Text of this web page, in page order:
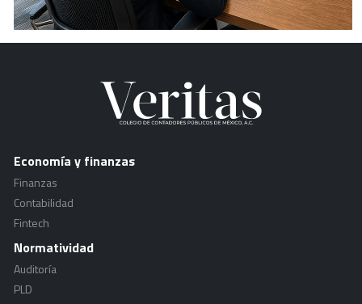
Economía y finanzas
Finanzas
Contabilidad
Fintech
Normatividad
Auditoría
PLD